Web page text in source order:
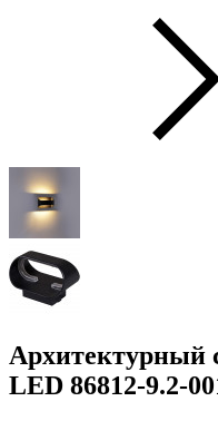
Архитектурный
LED 86812-9.2-